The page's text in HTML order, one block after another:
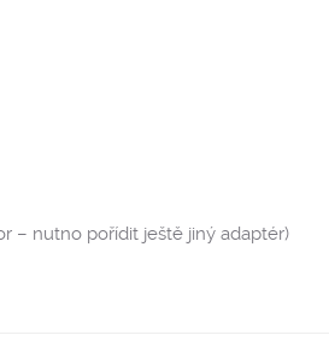
– nutno pořídit ještě jiný adaptér)